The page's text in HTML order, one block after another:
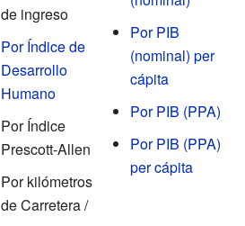
de ingreso
Por Índice de
Desarrollo
Humano
Por Índice
Prescott-Allen
Por kilómetros
de Carretera /
Por PIB
(nominal) per
cápita
Por PIB (PPA)
Por PIB (PPA)
per cápita